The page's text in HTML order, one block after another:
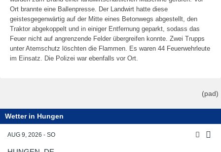
Ort brannte eine Ballenpresse. Der Landwirt hatte diese
geistesgegenwärtig auf der Mitte eines Betonwegs abgestellt, den
Traktor abgekoppelt und in einiger Entfernung geparkt, sodass das
Feuer nicht auf angrenzende Felder übergreifen konnte. Zwei Trupps
unter Atemschutz löschten die Flammen. Es waren 44 Feuerwehrleute
im Einsatz. Die Polizei war ebenfalls vor Ort.
(pad)
Wetter in Hungen
AUG 9, 2026 - SO